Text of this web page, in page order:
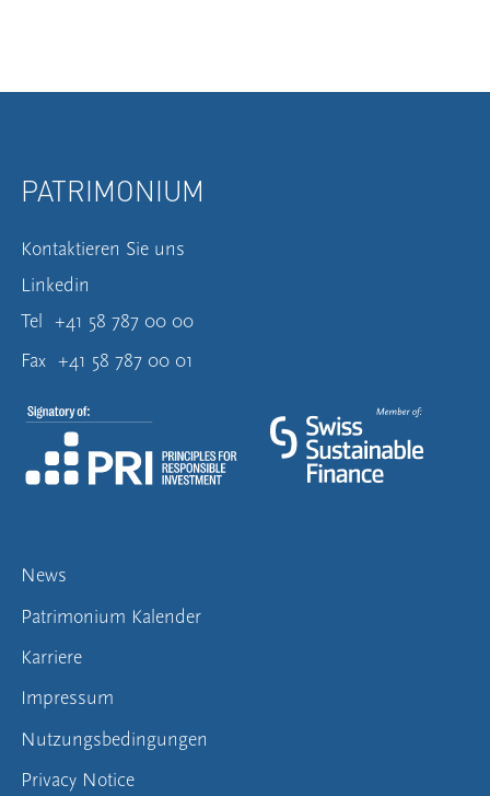
PATRIMONIUM
Kontaktieren Sie uns
Linkedin
Tel +41 58 787 00 00
Fax +41 58 787 00 01
News
Patrimonium Kalender
Karriere
Impressum
Nutzungsbedingungen
Privacy Notice